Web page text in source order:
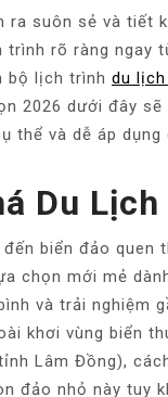
ra suôn sẻ và tiết
trình rõ ràng ngay
bộ lịch trình du lịch
2026 dưới đây sẽ
thể và dễ áp dụng
Du
biển đảo quen
chọn mới mẻ
và trải nghiệm
khơi vùng biển
Lâm Đồng),
đảo nhỏ này tuy